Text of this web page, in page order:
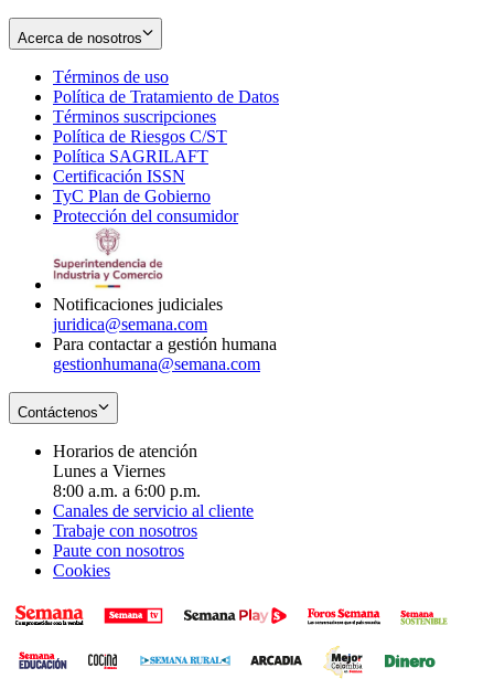
Acerca de nosotros
Términos de uso
in
new
window
Política de Tratamiento de Datos
Términos suscripciones
in
Política de Riesgos C/ST
Política SAGRILAFT
new
window
Certificación ISSN
in
new
TyC Plan de Gobierno
in
Protección del consumidorOpens
Notificaciones judiciales
juridica@semana.com
Para contactar a gestión humana
gestionhumana@semana.com
Contáctenos
Horarios de atención
Lunes a Viernes
8:00 a.m. a 6:00 p.m.
Canales de servicio al cliente
Trabaje con nosotros
Paute con nosotros
Cookies